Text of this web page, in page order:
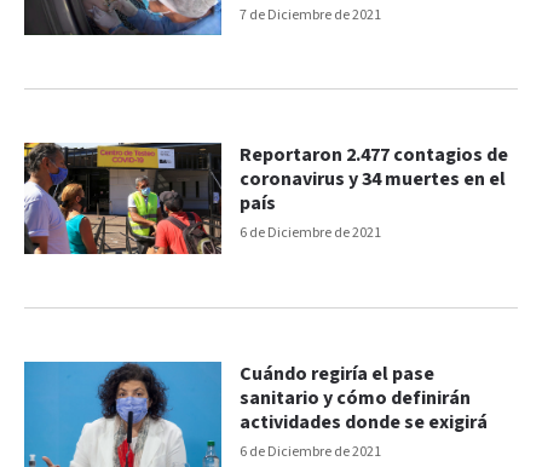
7 de Diciembre de 2021
6 de Diciembre de 2021
Reportaron 2.477 contagios de
coronavirus y 34 muertes en el
país
6 de Diciembre de 2021
Cuándo regiría el pase
sanitario y cómo definirán
actividades donde se exigirá